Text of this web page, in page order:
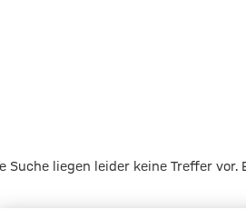
Suche liegen leider keine Treffer